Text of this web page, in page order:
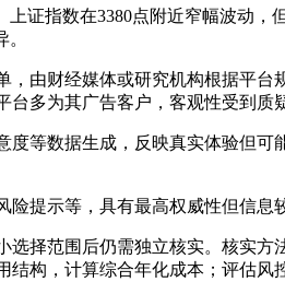
证指数在3380点附近窄幅波动
，由财经媒体或研究机构根据平
多为其广告客户，客观性受到质
度等数据生成，反映真实体验但
提示等，具有最高权威性但信
选择范围后仍需独立核实。核实
构，计算综合年化成本；评估